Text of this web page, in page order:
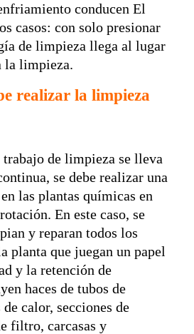
conducen El
casos: con solo presionar
de limpieza llega al lugar
la limpieza.
realizar la limpieza
de limpieza se lleva
se debe realizar una
las plantas químicas en
En este caso, se
y reparan todos los
planta que juegan un papel
y la retención de
haces de tubos de
calor, secciones de
filtro, carcasas y